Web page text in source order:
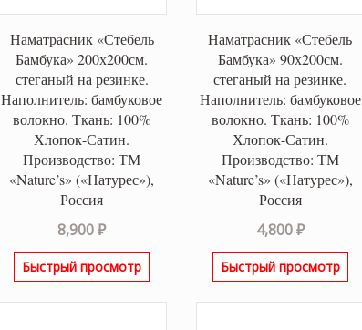
Наматрасник «Стебель
Бамбука» 200х200см.
стеганый на резинке.
Наполнитель: бамбуковое
волокно. Ткань: 100%
Хлопок-Сатин.
Производство: ТМ
«Nature’s» («Натурес»),
Россия
8,900₽
Быстрый просмотр
Наматрасник «Стебель
Бамбука» 90х200см.
стеганый на резинке.
Наполнитель: бамбуковое
волокно. Ткань: 100%
Хлопок-Сатин.
Производство: ТМ
«Nature’s» («Натурес»),
Россия
4,800₽
Быстрый просмотр